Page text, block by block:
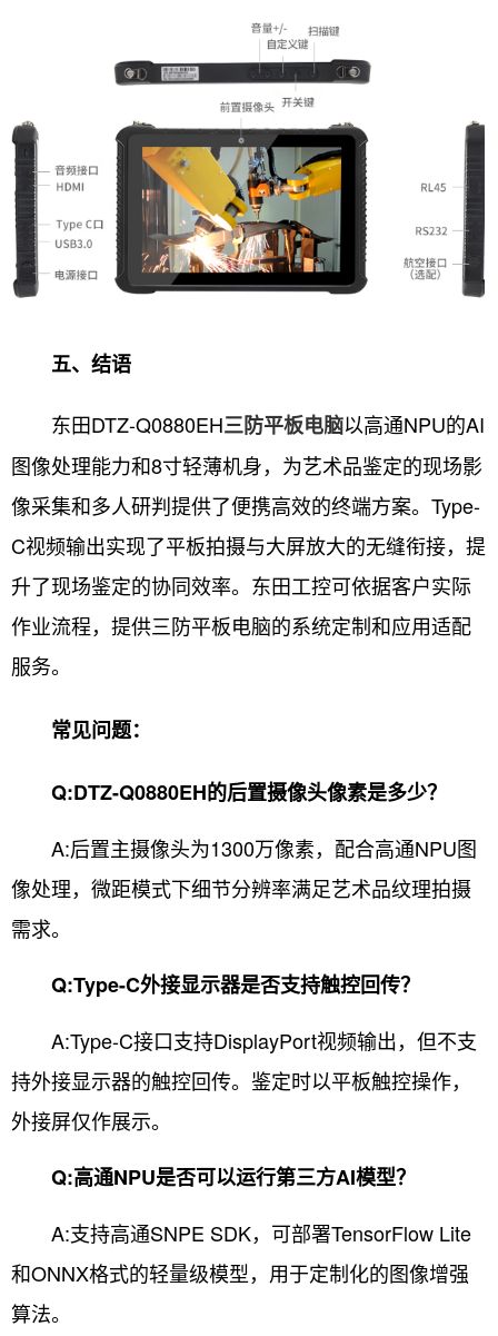
五、结语
东田DTZ-Q0880EH三防平板电脑以高通NPU的AI
图像处理能力和8寸轻薄机身，为艺术品鉴定的现场影
像采集和多人研判提供了便携高效的终端方案。Type-
C视频输出实现了平板拍摄与大屏放大的无缝衔接，提
升了现场鉴定的协同效率。东田工控可依据客户实际
作业流程，提供三防平板电脑的系统定制和应用适配
服务。
常见问题：
Q:DTZ-Q0880EH的后置摄像头像素是多少？
A:后置主摄像头为1300万像素，配合高通NPU图
像处理，微距模式下细节分辨率满足艺术品纹理拍摄
需求。
Q:Type-C外接显示器是否支持触控回传？
A:Type-C接口支持DisplayPort视频输出，但不支
持外接显示器的触控回传。鉴定时以平板触控操作，
外接屏仅作展示。
Q:高通NPU是否可以运行第三方AI模型？
A:支持高通SNPE SDK，可部署TensorFlow Lite
和ONNX格式的轻量级模型，用于定制化的图像增强
算法。